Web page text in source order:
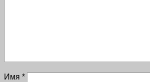
Имя *